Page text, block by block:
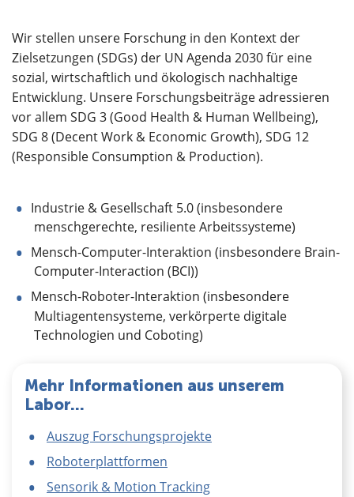
Wir stellen unsere Forschung in den Kontext der
Zielsetzungen (SDGs) der UN Agenda 2030 für eine
sozial, wirtschaftlich und ökologisch nachhaltige
Entwicklung. Unsere Forschungsbeiträge adressieren
vor allem SDG 3 (Good Health & Human Wellbeing),
SDG 8 (Decent Work & Economic Growth), SDG 12
(Responsible Consumption & Production).
Industrie & Gesellschaft 5.0 (insbesondere
menschgerechte, resiliente Arbeitssysteme)
Mensch-Computer-Interaktion (insbesondere Brain-
Computer-Interaction (BCI))
Mensch-Roboter-Interaktion (insbesondere
Multiagentensysteme, verkörperte digitale
Technologien und Coboting)
Mehr Informationen aus unserem
Labor...
Auszug Forschungsprojekte
Roboterplattformen
Sensorik & Motion Tracking